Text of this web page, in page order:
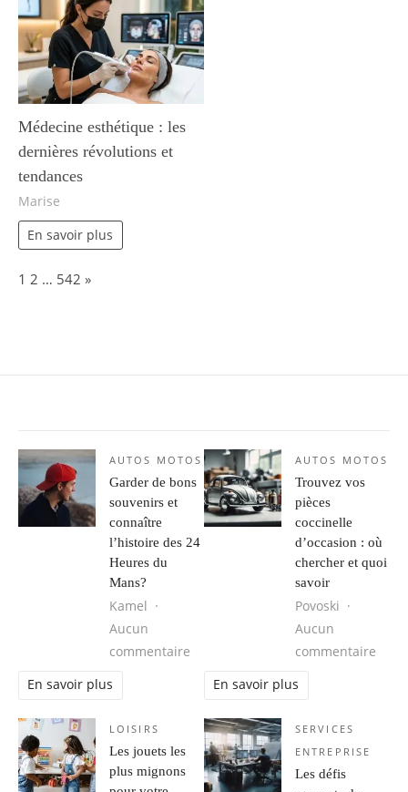
Médecine esthétique : les
dernières révolutions et
tendances
Marise
En savoir plus
Page:
1 2 … 542 Next
»
AUTOS MOTOS
Garder de bons
souvenirs et
connaître
l’histoire des 24
Heures du
Mans?
Kamel
Aucun
commentaire sur Garder de bons souvenirs et
En savoir plus
AUTOS MOTOS
Trouvez vos
pièces
coccinelle
d’occasion : où
chercher et quoi
savoir
Povoski
Aucun
commentaire
En savoir plus
LOISIRS
Les jouets les
plus mignons
SERVICES
ENTREPRISE
Les défis